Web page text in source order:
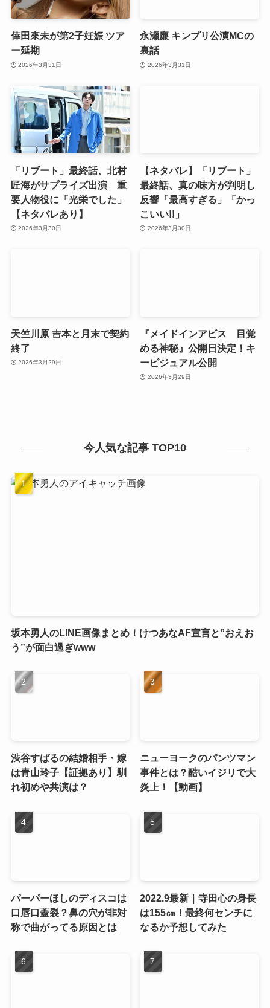
倖田來未が第2子妊娠 ツア
ー延期
2026年3月31日
永瀬廉 キンプリ公演MCの
裏話
2026年3月31日
「リブート」最終話、北村
匠海がサプライズ出演 重
要人物役に「光栄でした」
【ネタバレあり】
2026年3月30日
【ネタバレ】「リブート」
最終話、真の味方が判明し
反響「最高すぎる」「かっ
こいい!!」
2026年3月30日
天竺川原 吉本と月末で契約
終了
2026年3月29日
『メイドインアビス 目覚
める神秘』公開日決定！キ
ービジュアル公開
2026年3月29日
今人気な記事 TOP10
坂本勇人のLINE画像まとめ！けつあなAF宣言と”おえお
う”が面白過ぎwww
渋谷すばるの結婚相手・嫁
は青山玲子【証拠あり】馴
れ初めや共演は？
ニューヨークのパンツマン
事件とは？酷いイジリで大
炎上！【動画】
パーパーほしのディスコは
口唇口蓋裂？鼻の穴が非対
称で曲がってる原因とは
2022.9最新｜寺田心の身長
は155㎝！最終何センチに
なるか予想してみた